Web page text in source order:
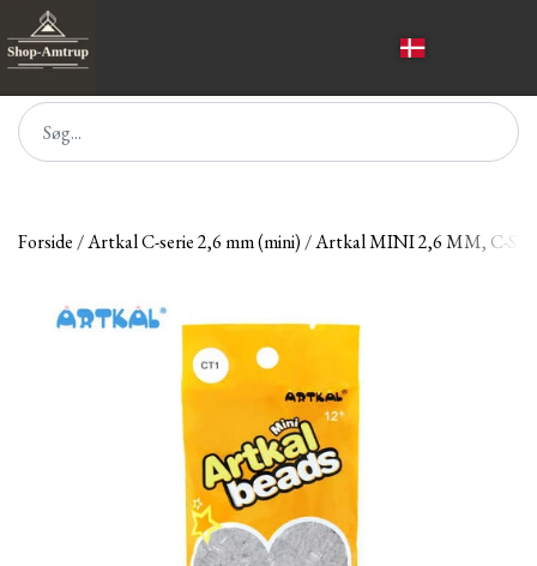
Forside Artkal C-serie 2,6 mm (mini) Artkal MINI 2,6 MM, C-